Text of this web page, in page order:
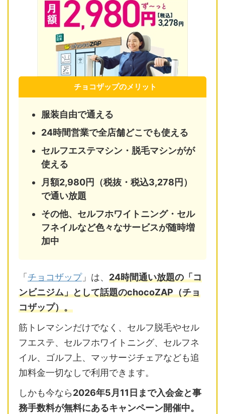
チョコザップのメリット
服装自由で通える
24時間営業で全店舗どこでも使える
セルフエステマシン・脱毛マシンがが
使える
月額2,980円（税抜・税込3,278円）
で通い放題
その他、セルフホワイトニング・セル
フネイルなど色々なサービスが随時増
加中
「 チョコザップ」は、 24時間通い放題の「コ
ンビニジム」として話題のchocoZAP（チョ
コザップ）。
筋トレマシンだけでなく、セルフ脱毛やセル
フエステ、セルフホワイトニング、セルフネ
イル、ゴルフ上、マッサージチェアなども追
加料金一切なしで利用できます。
しかも今なら2026年5月11日まで入会金と事
務手数料が無料にあるキャンペーン開催中。